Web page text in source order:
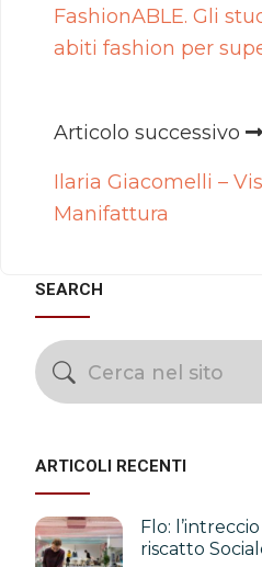
FashionABLE. Gli
abiti fashion per
Articolo successivo
Ilaria Giacomelli –
Manifattura
SEARCH
ARTICOLI RECENTI
Flo:
riscatto